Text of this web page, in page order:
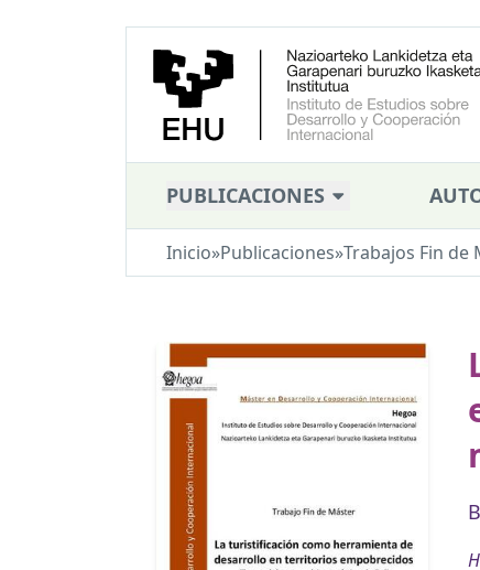
PUBLICACIONES
Inicio»Publicaciones»Trabajos Fin de